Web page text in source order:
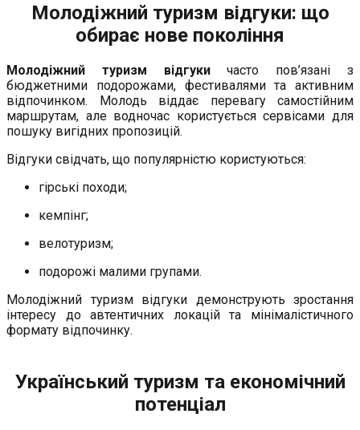
Молодіжний туризм відгуки: що
обирає нове покоління
Молодіжний туризм відгукичасто пов’язані з
бюджетними подорожами, фестивалями та активним
відпочинком. Молодь віддає перевагу самостійним
маршрутам, але водночас користується сервісами для
пошуку вигідних пропозицій.
Відгуки свідчать, що популярністю користуються:
гірські походи;
кемпінг;
велотуризм;
подорожі малими групами.
Молодіжний туризм відгуки демонструють зростання
інтересу до автентичних локацій та мінімалістичного
формату відпочинку.
Український туризм та економічний
потенціал